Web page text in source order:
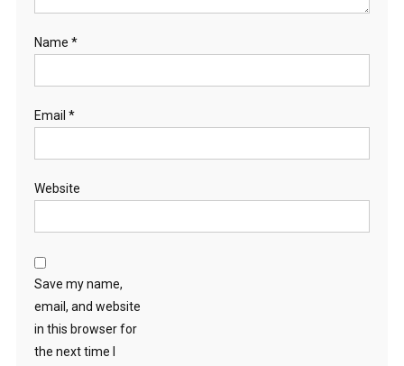
Name *
Email *
Website
Save my name,
email, and website
in this browser for
the next time I